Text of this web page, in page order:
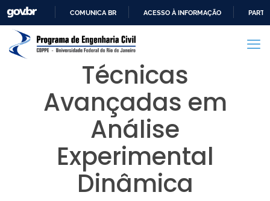
PARA
CONTEÚDO
COMUNICA BR ACESSO À INFORMAÇÃO
Técnicas
Avançadas em
Análise
Experimental
Dinâmica